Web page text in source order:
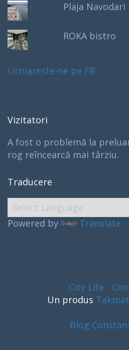
Plaja Navodari
ROKA bistro
Urmareste-ne pe FB
Vizitatori
A fost o problemă la
rog reîncearcă mai târziu.
Traducere
Powered by Translate
City Life -
Un produs
Blog